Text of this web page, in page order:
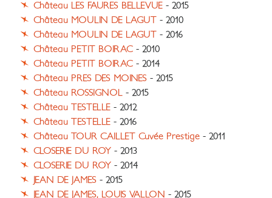
Château LES FAURES BELLEVUE - 2015
Château MOULIN DE LAGUT - 2010
Château MOULIN DE LAGUT - 2016
Château PETIT BOIRAC - 2010
Château PETIT BOIRAC - 2014
Château PRES DES MOINES - 2015
Château ROSSIGNOL - 2015
Château TESTELLE - 2012
Château TESTELLE - 2016
Château TOUR CAILLET Cuvée Prestige - 2011
CLOSERIE DU ROY - 2013
CLOSERIE DU ROY - 2014
JEAN DE JAMES - 2015
JEAN DE JAMES, LOUIS VALLON - 2015